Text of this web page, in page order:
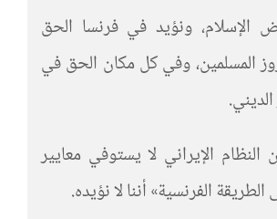
الإسلام، ونؤيد في فرنسا الحق
المسلمين، وفي كل مكان الحق في
النظام الإيراني لا يستوفي معايير
الطريقة الفرنسية» أننا لا نؤيده.